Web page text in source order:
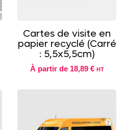
Cartes de visite en
papier recyclé (Carré
: 5,5x5,5cm)
À partir de 18,89 € HT